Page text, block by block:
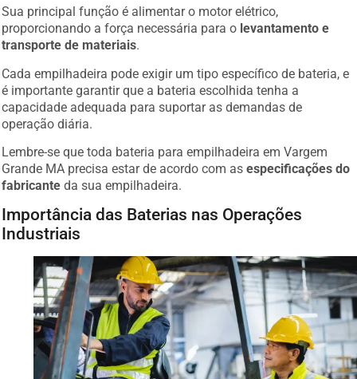
Sua principal função é alimentar o motor elétrico,
proporcionando a força necessária para o levantamento e
transporte de materiais.
Cada empilhadeira pode exigir um tipo específico de bateria, e
é importante garantir que a bateria escolhida tenha a
capacidade adequada para suportar as demandas de
operação diária.
Lembre-se que toda bateria para empilhadeira em Vargem
Grande MA precisa estar de acordo com as especificações do
fabricante da sua empilhadeira.
Importância das Baterias nas Operações
Industriais